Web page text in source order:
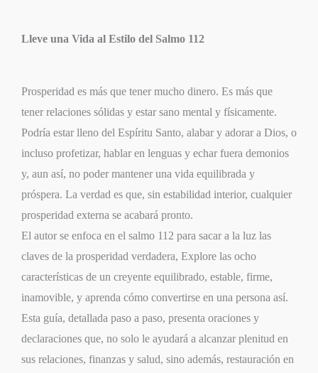
Lleve una Vida al Estilo del Salmo 112
Prosperidad es más que tener mucho dinero. Es más que
tener relaciones sólidas y estar sano mental y físicamente.
Podría estar lleno del Espíritu Santo, alabar y adorar a Dios, o
incluso profetizar, hablar en lenguas y echar fuera demonios
y, aun así, no poder mantener una vida equilibrada y
próspera. La verdad es que, sin estabilidad interior, cualquier
prosperidad externa se acabará pronto.
El autor se enfoca en el salmo 112 para sacar a la luz las
claves de la prosperidad verdadera, Explore las ocho
características de un creyente equilibrado, estable, firme,
inamovible, y aprenda cómo convertirse en una persona así.
Esta guía, detallada paso a paso, presenta oraciones y
declaraciones que, no solo le ayudará a alcanzar plenitud en
sus relaciones, finanzas y salud, sino además, restauración en